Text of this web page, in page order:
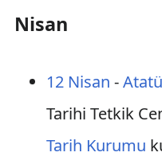
Nisan
12 Nisan -
Tarihi Tetkik
Tarih Kurumu